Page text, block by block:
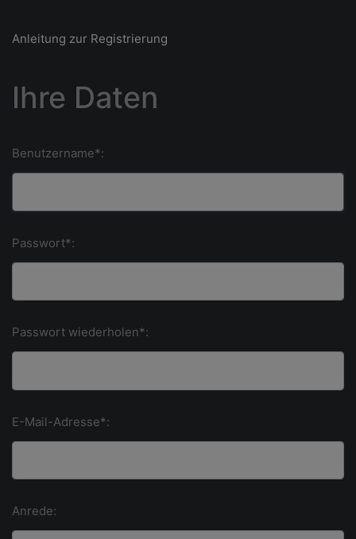
Anleitung zur Registrierung
Ihre Daten
Benutzername*:
Passwort*:
Passwort wiederholen*:
E-Mail-Adresse*:
Anrede: